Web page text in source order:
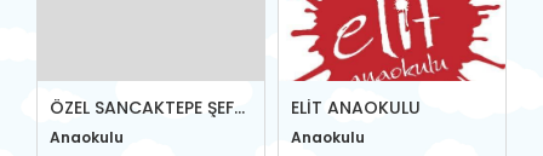
ÖZEL SANCAKTEPE ŞEFKAT ANAOKULU
Anaokulu
ELİT ANAOKULU
Anaokulu